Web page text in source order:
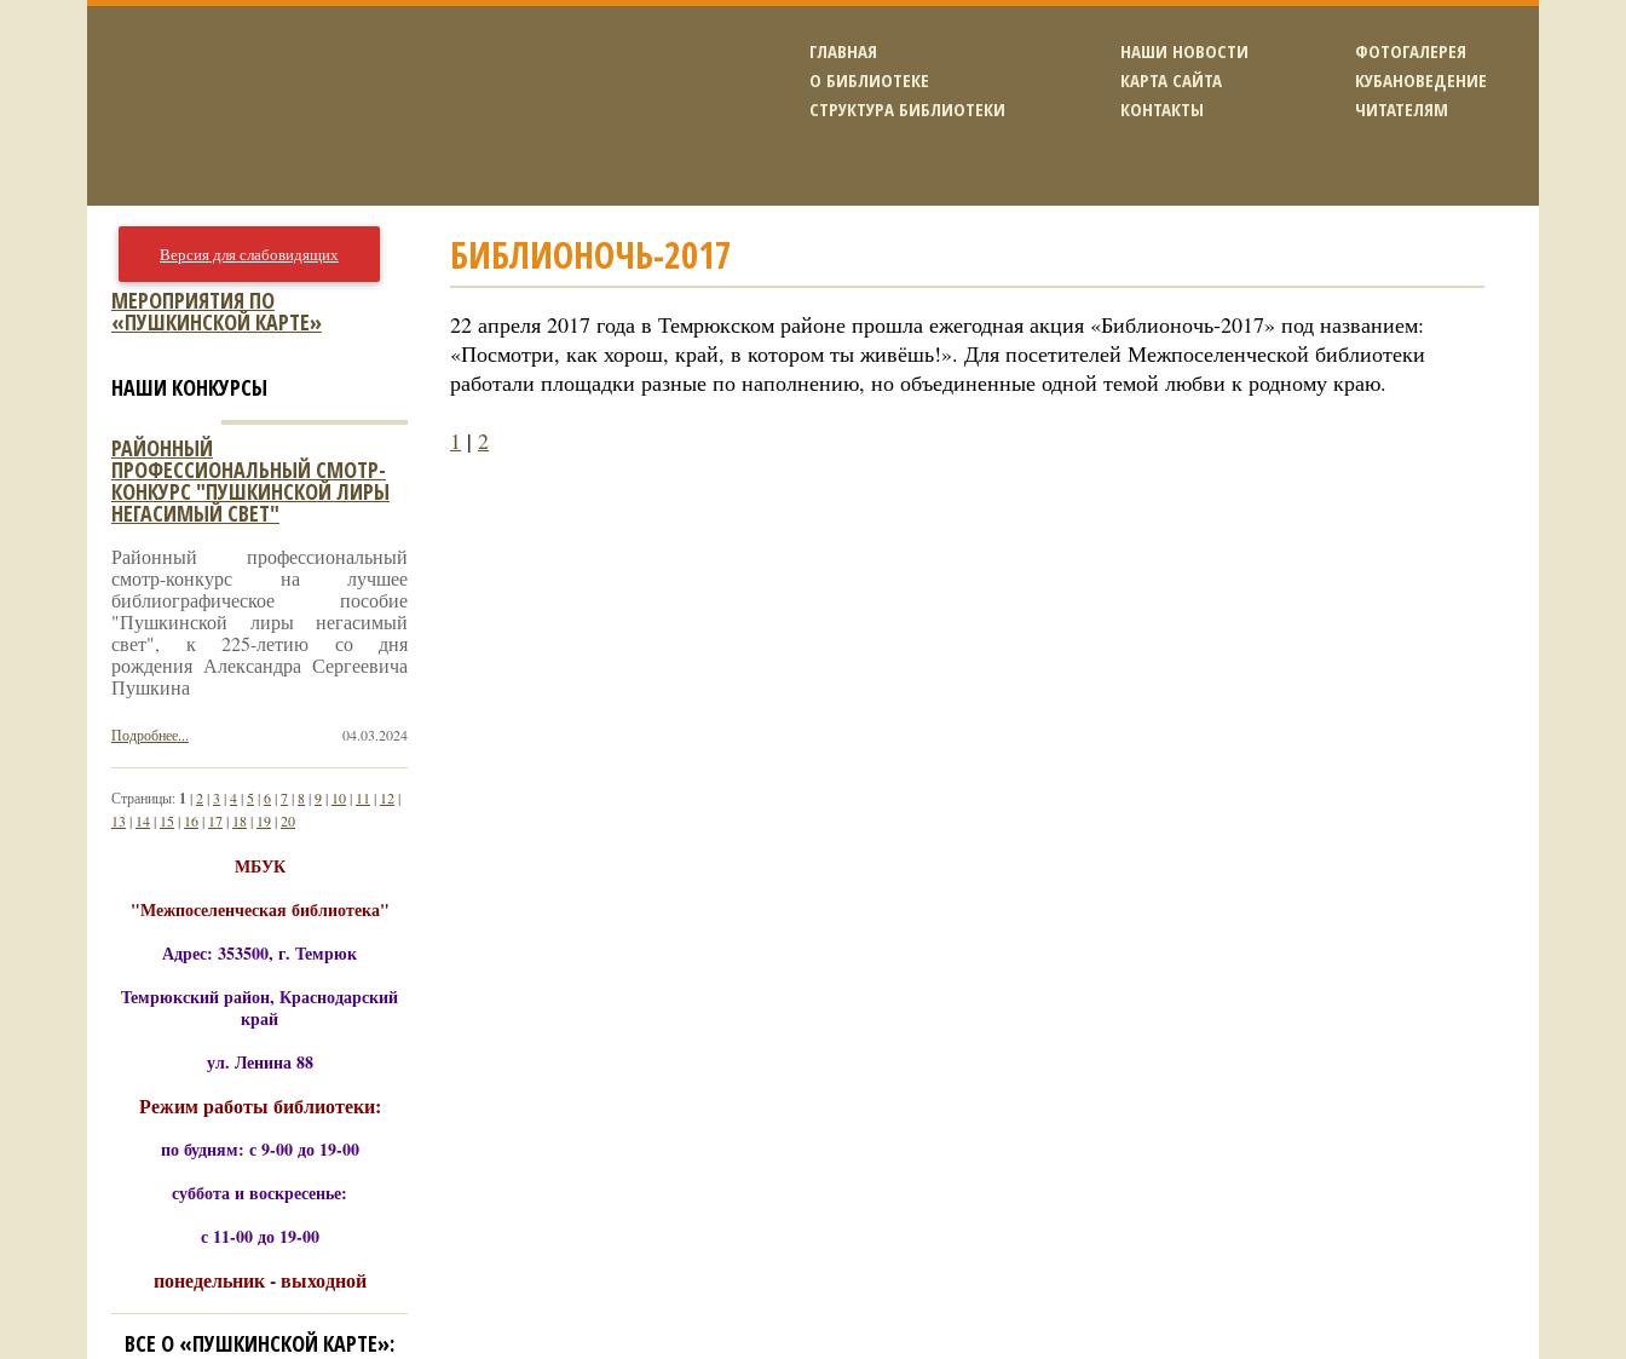
ГЛАВНАЯ
О БИБЛИОТЕКЕ
СТРУКТУРА БИБЛИОТЕКИ
НАШИ НОВОСТИ
КАРТА САЙТА
КОНТАКТЫ
ФОТОГАЛЕРЕЯ
КУБАНОВЕДЕНИЕ
ЧИТАТЕЛЯМ
БИБЛИОНОЧЬ-2017
22 апреля 2017 года в Темрюкском районе прошла ежегодная акция «Библионочь-2017» под названием:
«Посмотри, как хорош, край, в котором ты живёшь!». Для посетителей Межпоселенческой библиотеки
работали площадки разные по наполнению, но объединенные одной темой любви к родному краю.
1 | 2
Версия для слабовидящих
МЕРОПРИЯТИЯ ПО
«ПУШКИНСКОЙ КАРТЕ»
НАШИ КОНКУРСЫ
РАЙОННЫЙ
ПРОФЕССИОНАЛЬНЫЙ СМОТР-
КОНКУРС "ПУШКИНСКОЙ ЛИРЫ
НЕГАСИМЫЙ СВЕТ"
Районный профессиональный
смотр-конкурс на лучшее
библиографическое пособие
"Пушкинской лиры негасимый
свет", к 225-летию со дня
рождения Александра Сергеевича
Пушкина
04.03.2024
Подробнее...
Страницы: 1 |2|3 |4| 5|6|7|8|9| 10| 11 | 12|
13 | 14| 15| 16| 17| 18| 19|20
МБУК
"Межпоселенческая библиотека"
Адрес: 353500, г. Темрюк
Темрюкский район, Краснодарский
край
ул. Ленина 88
Режим работы библиотеки:
по будням: с 9-00 до 19-00
суббота и воскресенье:
с 11-00 до 19-00
понедельник - выходной
ВСЕ О «ПУШКИНСКОЙ КАРТЕ»: